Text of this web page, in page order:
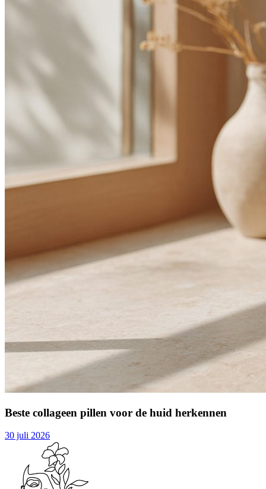
Beste collageen pillen voor de huid herkennen
30 juli 2026